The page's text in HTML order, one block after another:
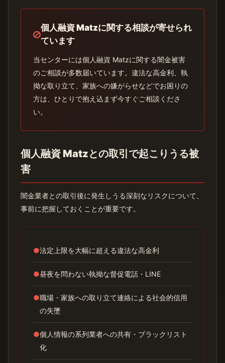
個人融資 Matzに関する相談が寄せられ
ています
当センターには個人融資 Matzに関する闇金被害
のご相談が多数届いています。違法な高金利、執
拗な取り立て、家族への嫌がらせなどでお困りの
方は、ひとりで抱え込まず今すぐご相談くださ
い。
個人融資 Matzとの取引で起こりうる被
害
闇金業者との取引後に発生しうる深刻なリスクについて、
事前に把握しておくことが重要です。
●法定上限を大幅に超える違法な高金利
●昼夜を問わない執拗な督促電話・LINE
●職場・家族への取り立て連絡による社会的信用
の失墜
●個人情報の系列業者への共有・ブラックリスト
化